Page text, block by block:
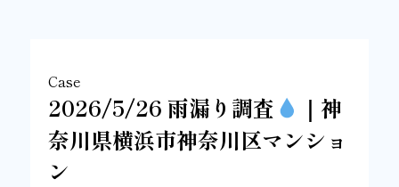
Case
2026/5/26 雨漏り調査
｜神
奈川県横浜市神奈川区マンショ
ン